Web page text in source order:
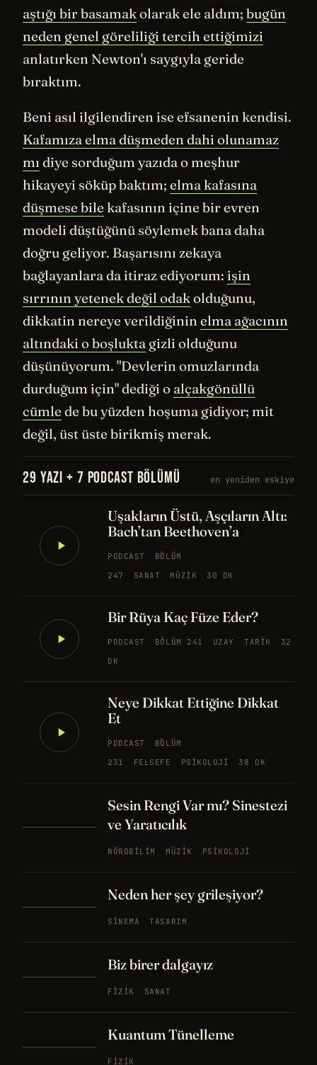
aştığı bir basamakolarak ele aldım; bugün
neden genel göreliliği tercih ettiğimizi
anlatırken Newton'ı saygıyla geride
bıraktım.
Beni asıl ilgilendiren ise efsanenin kendisi.
Kafamıza elma düşmeden dahi olunamaz
mı diye sorduğum yazıda o meşhur
hikayeyi söküp baktım; elma kafasına
düşmese bile kafasının içine bir evren
modeli düştüğünü söylemek bana daha
doğru geliyor. Başarısını zekaya
bağlayanlara da itiraz ediyorum: işin
sırrının yetenek değil odakolduğunu,
dikkatin nereye verildiğinin elma ağacının
altındaki o boşlukta gizli olduğunu
düşünüyorum. "Devlerin omuzlarında
durduğum için" dediği o alçakgönüllü
cümle de bu yüzden hoşuma gidiyor; mit
değil, üst üste birikmiş merak.
29 YAZI + 7 PODCAST BÖLÜMÜ en yeniden eskiye
Uşakların Üstü, Aşçıların Altı:
Bach’tan Beethoven’a
PODCAST
BÖLÜM
247
SANAT MÜZIK 30 DK
Bir Rüya Kaç Füze Eder?
PODCAST BÖLÜM 241 UZAY TARIH
32
DK
Neye Dikkat Ettiğine Dikkat
Et
PODCAST
BÖLÜM
231
FELSEFE PSIKOLOJI 38 DK
Sesin Rengi Var mı? Sinestezi
ve Yaratıcılık
NÖROBILIM MÜZIK PSIKOLOJI
Neden her şey grileşiyor?
SINEMA TASARIM
Biz birer dalgayız
FIZIK SANAT
Kuantum Tünelleme
FIZIK